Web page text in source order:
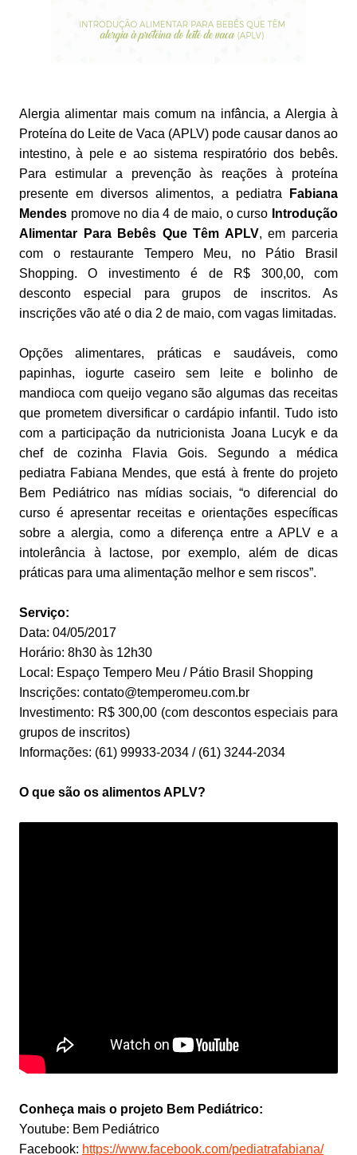
Alergia alimentar mais comum na infância, a Alergia à
Proteína do Leite de Vaca (APLV) pode causar danos ao
intestino, à pele e ao sistema respiratório dos bebês.
Para estimular a prevenção às reações à proteína
presente em diversos alimentos, a pediatra
Fabiana
Mendespromove no dia 4 de maio, o curso Introdução
Alimentar Para Bebês Que Têm APLV, em parceria
com o restaurante Tempero Meu, no Pátio Brasil
Shopping. O investimento é de R$ 300,00, com
desconto especial para grupos de inscritos. As
inscrições vão até o dia 2 de maio, com vagas limitadas.
Opções alimentares, práticas e saudáveis, como
papinhas, iogurte caseiro sem leite e bolinho de
mandioca com queijo vegano são algumas das receitas
que prometem diversificar o cardápio infantil. Tudo isto
com a participação da nutricionista Joana Lucyk e da
chef de cozinha Flavia Gois. Segundo a médica
pediatra Fabiana Mendes, que está à frente do projeto
Bem Pediátrico nas mídias sociais, “o diferencial do
curso é apresentar receitas e orientações específicas
sobre a alergia, como a diferença entre a APLV e a
intolerância à lactose, por exemplo, além de dicas
práticas para uma alimentação melhor e sem riscos”.
Serviço:
Data: 04/05/2017
Horário: 8h30 às 12h30
Local: Espaço Tempero Meu / Pátio Brasil Shopping
Inscrições: contato@temperomeu.com.br
Investimento: R$ 300,00 (com descontos especiais para
grupos de inscritos)
Informações: (61) 99933-2034 / (61) 3244-2034
O que são os alimentos APLV?
Conheça mais o projeto Bem Pediátrico:
Youtube: Bem Pediátrico
Facebook: https://www.facebook.com/pediatrafabiana/